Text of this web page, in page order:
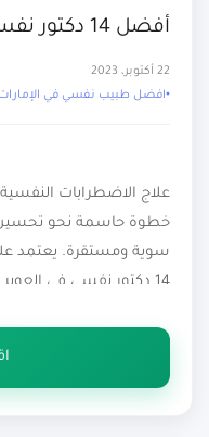
أفضل 14 دكتور نفسي في العوير دبي 2026
22 أكتوبر، 2023
افضل طبيب نفسي في الإمارات
علاج الاضطرابات
خطوة حاسمة نحو تحسين
سوية ومستقرة. يعتمد
14 دكتور نفسي في
التركيز على فهم العوامل